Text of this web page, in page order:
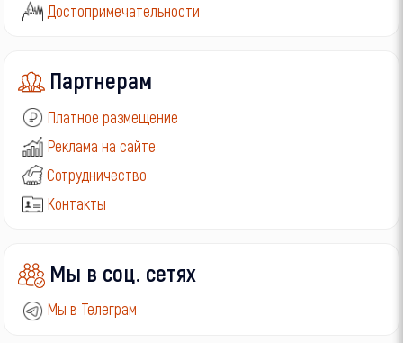
Достопримечательности
Партнерам
Платное размещение
Реклама на сайте
Сотрудничество
Контакты
Мы в соц. сетях
Мы в Телеграм